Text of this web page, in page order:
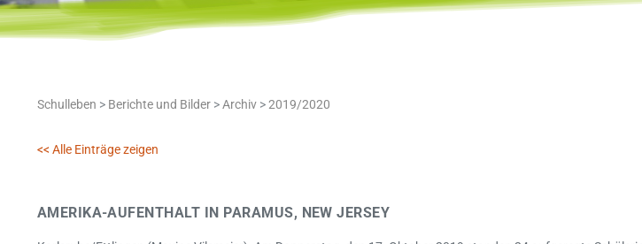
Schulleben > Berichte und Bilder>Archiv>2019/2020
<< Alle Einträge zeigen
AMERIKA-AUFENTHALT IN PARAMUS, NEW JERSEY